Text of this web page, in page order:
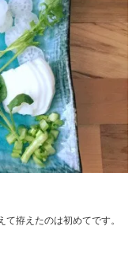
拵えたのは初めてです。